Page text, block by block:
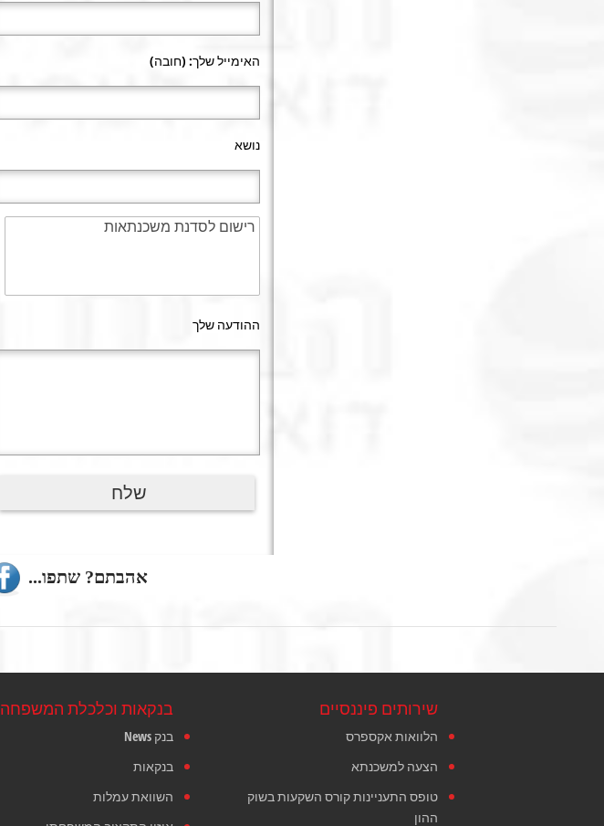
האימייל שלך: (חובה)
נושא
ההודעה שלך
אהבתם? שתפו...
בנקאות וכלכלת המשפחה
בנק News
בנקאות
השוואת עמלות
שירותים פיננסיים
הלוואות אקספרס
הצעה למשכנתא
טופס התעניינות קורס השקעות בשוק
ההון